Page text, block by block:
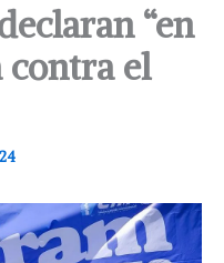
“en
contra el